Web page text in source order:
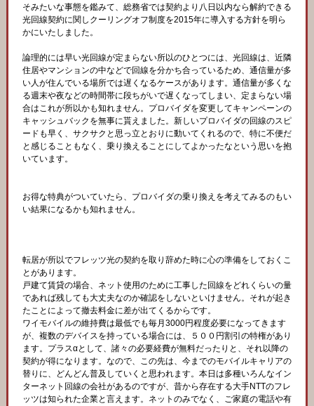
そみたいな事態を鑑みて、総務省では契約より八日以内なら解約できる
光回線契約に関しクーリングオフ制度を2015年に導入する方針を明ら
かにいたしました。
論理的には早い光回線が定まらない所以のひとつには、光回線は、近隣
住居やマンションの中などで回線を分かち合っているため、通信量が多
い人が住んでいる場所では遅くなるケースがあります。通信量が多くな
る週末や夜などの時間帯に段ちがいで遅くなってしまい、定まらない場
合はこれが所以かも知れません。プロバイダを変更してキャンペーンの
キャッシュバックを無事に貰えました。新しいプロバイダの回線のスピ
ードも早く、サクサクと思っ立とおりに動いてくれるので、特に不便だ
と感じることもなく、乗り換えることにしてよかったなという思いを抱
いています。
お得な特典がついていたら、プロバイダの乗り換えを考えてみるのもい
い結果になるかも知れません。
転居が所以でフレッツ光の契約を取り辞めた時に心の準備をしておくこ
とがあります。
戸建て賃貸の場合、ネット使用のために工事した回線をどれくらいの量
であれば残しても大丈夫なのか確認をしないといけません。それが起き
たことによって撤去料金に差が出てくるからです。
ワイモバイルの維持費は最低でも毎月3000円程度必要になってきます
が、複数のデバイスを持っている場合には、５００円割引の特権があり
ます。プラスαとして、諸々の必要経費が無料だったりと、それ以降の
契約が得になります。なので、この先は、今までのモバイルキャリアの
替りに、どんどん普及していくと思われます。本日は多種いろんなイン
ターネット回線の会社があるのですが、昔から存在する大手NTTのフレ
ッツは知られた企業と言えます。ネットのみでなく、ご家庭の電話や有